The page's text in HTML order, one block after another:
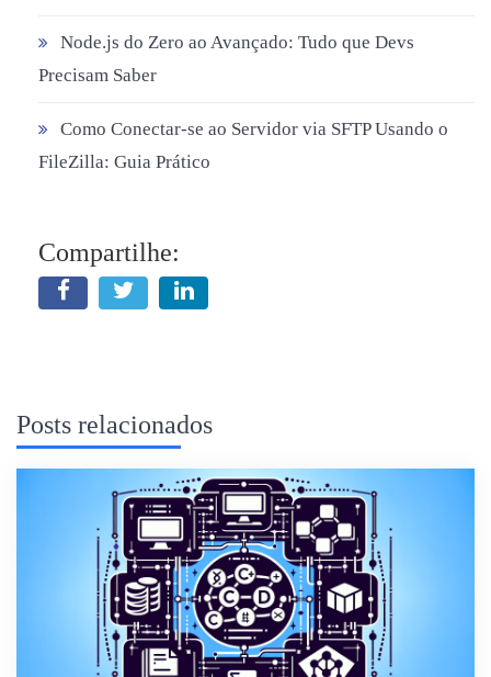
Node.js do Zero ao Avançado: Tudo que Devs
Precisam Saber
Como Conectar-se ao Servidor via SFTP Usando o
FileZilla: Guia Prático
Compartilhe:
Posts relacionados